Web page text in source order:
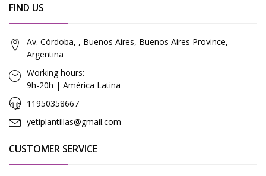
FIND US
Av. Córdoba, , Buenos Aires, Buenos Aires Province,
Argentina
Working hours:
9h-20h | América Latina
11950358667
yetiplantillas@gmail.com
CUSTOMER SERVICE